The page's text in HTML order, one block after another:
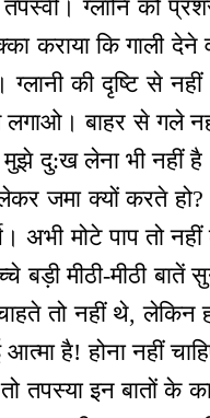
ग्लानि को
कराया कि गाली
की दृष्टि से
लगाओ। बाहर से गले
दु:ख लेना भी नहीं
जमा क्यों करते
अभी मोटे पाप तो
बड़ी मीठी-मीठी
तो नहीं थे,
है! होना नहीं
तपस्या इन बातों के